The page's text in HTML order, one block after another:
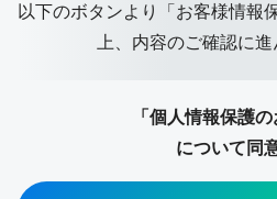
以下のボタンより「お客様情報
上、 内容のご確認に進
「個人情報保護の
について同